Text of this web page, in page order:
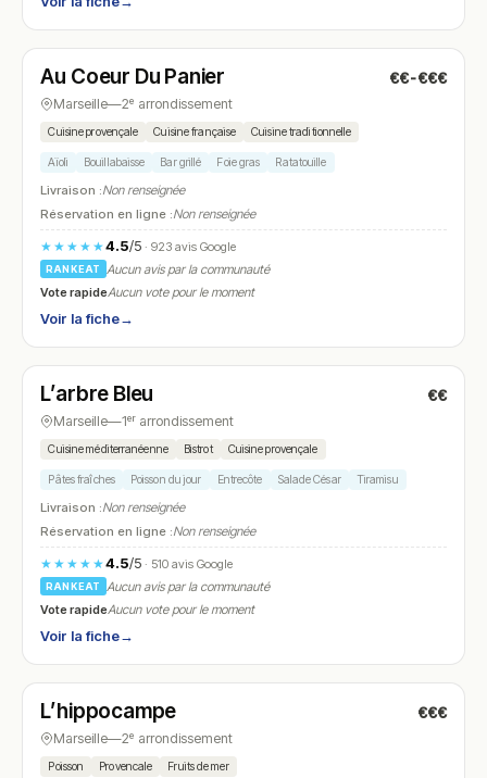
N° 19
Au Coeur Du Panier €€-€€€
Marseille—2ᵉ arrondissement
Cuisine provençale Cuisine française Cuisine traditionnelle
Aïoli Bouillabaisse Bar grillé Foie gras Ratatouille
Livraison :Non renseignée
Réservation en ligne :Non renseignée
★★★★★4.5/5· 923 avis Google
RANKEAT
Aucun avis par la communauté
Vote rapideAucun vote pour le moment
Voir la fiche→
N° 20
L’arbre Bleu €€
Marseille—1ᵉʳ arrondissement
Cuisine méditerranéenne Bistrot Cuisine provençale
Pâtes fraîches Poisson du jour Entrecôte Salade César Tiramisu
Livraison :Non renseignée
Réservation en ligne :Non renseignée
★★★★★4.5/5· 510 avis Google
RANKEAT
Aucun avis par la communauté
Vote rapideAucun vote pour le moment
Voir la fiche→
N° 21
L’hippocampe €€€
Marseille—2ᵉ arrondissement
Poisson Provencale Fruits de mer